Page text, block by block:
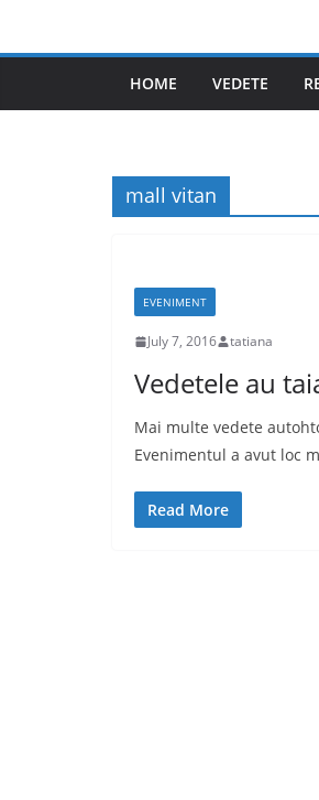
HOME VEDETE
mall vitan
EVENIMENT
July 7, 2016 tatiana
Vedetele au
Mai multe vedete
Evenimentul a avut loc
Read More